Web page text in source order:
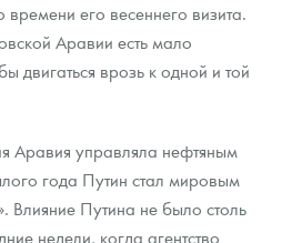
его весеннего визита.
Аравии есть мало
двигаться врозь к одной и той
Аравия управляла нефтяным
года Путин стал мировым
Влияние Путина не было столь
недели, когда агентство